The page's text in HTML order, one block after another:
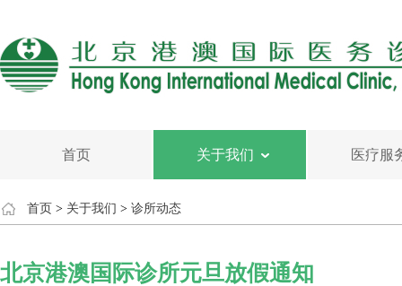
首页 关于我们 医疗服
首页 > 关于我们 > 诊所动态
北京港澳国际诊所元旦放假通知